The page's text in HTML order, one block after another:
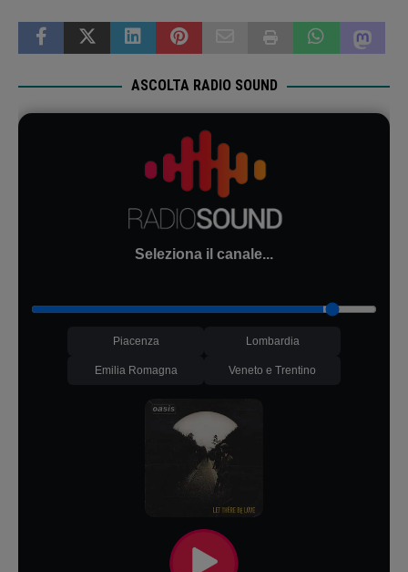
ASCOLTA RADIO SOUND
Seleziona il canale...
Piacenza Lombardia
Emilia Romagna Veneto e Trentino